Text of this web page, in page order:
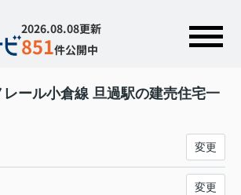
2026.08.08更新
851件公開中
ール小倉線 旦過駅の建売住宅一
変更
変更